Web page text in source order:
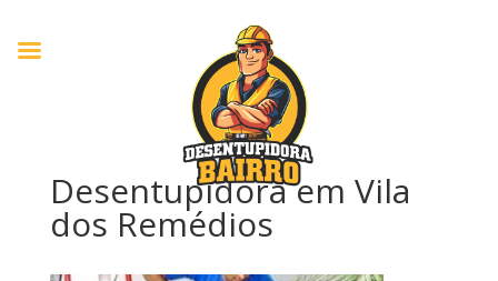
Desentupidora em Vila
dos Remédios